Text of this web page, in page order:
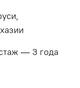
— 3 года